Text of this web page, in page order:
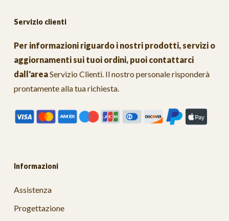
Servizio clienti
Per informazioni riguardo i nostri prodotti, servizi o
aggiornamenti sui tuoi ordini, puoi contattarci
dall'areaServizio Clienti. Il nostro personale risponderà
prontamente alla tua richiesta.
Informazioni
Assistenza
Progettazione